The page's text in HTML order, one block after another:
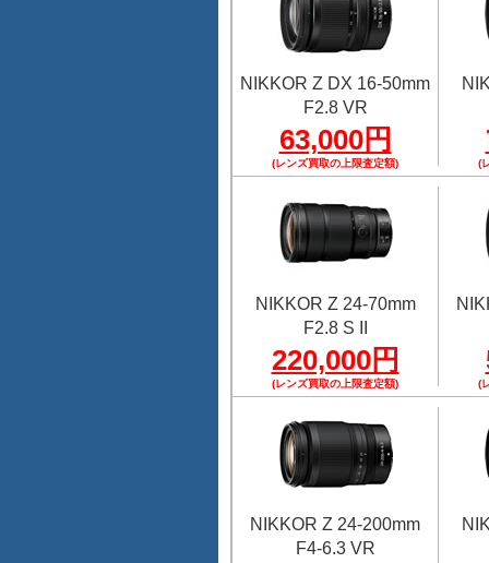
NIKKOR Z DX 16-50mm
F2.8 VR
63,000円
(レンズ買取の上限査定額) (
NIKKOR Z 24-70mm
F2.8 S II
220,000円
(レンズ買取の上限査定額) (
NIKKOR Z 24-200mm
F4-6.3 VR